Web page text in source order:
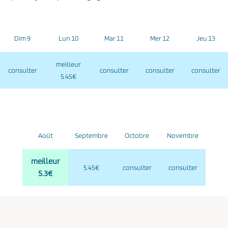
Dim 9
consulter
Lun 10
meilleur
5.45€
Mar 11
consulter
Mer 12
consulter
Jeu 13
consulter
Août
meilleur
5.3€
Septembre
5.45€
Octobre
consulter
Novembre
consulter